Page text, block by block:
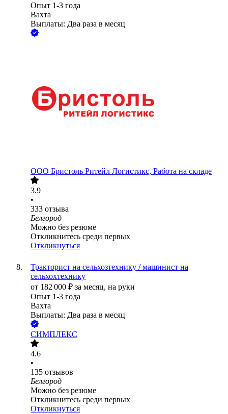
Опыт 1-3 года
Вахта
Выплаты: Два раза в месяц
ООО Бристоль Ритейл Логистикс, Работа на складе
3.9
•
333 отзыва
Белгород
Можно без резюме
Откликнитесь среди первых
Откликнуться
Тракторист на сельхозтехнику / машинист на
сельхохтехнику
от 182 000 ₽ за месяц, на руки
Опыт 1-3 года
Вахта
Выплаты: Два раза в месяц
СИМПЛЕКС
4.6
•
135 отзывов
Белгород
Можно без резюме
Откликнитесь среди первых
Откликнуться